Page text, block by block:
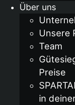
Über uns
Unsere
Team
Preise
in